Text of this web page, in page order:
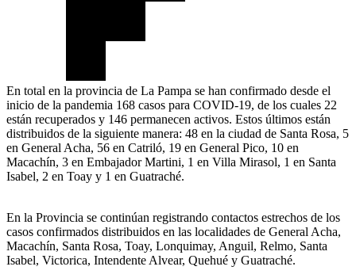
En total en la provincia de La Pampa se han confirmado desde el
inicio de la pandemia 168 casos para COVID-19, de los cuales 22
están recuperados y 146 permanecen activos. Estos últimos están
distribuidos de la siguiente manera: 48 en la ciudad de Santa Rosa, 5
en General Acha, 56 en Catriló, 19 en General Pico, 10 en
Macachín, 3 en Embajador Martini, 1 en Villa Mirasol, 1 en Santa
Isabel, 2 en Toay y 1 en Guatraché.
En la Provincia se continúan registrando contactos estrechos de los
casos confirmados distribuidos en las localidades de General Acha,
Macachín, Santa Rosa, Toay, Lonquimay, Anguil, Relmo, Santa
Isabel, Victorica, Intendente Alvear, Quehué y Guatraché.